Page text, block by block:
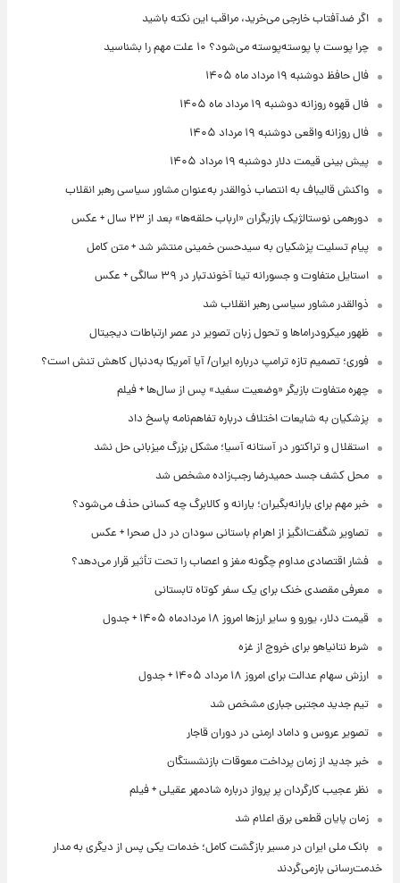
اگر ضدآفتاب خارجی می‌خرید، مراقب این نکته باشید
چرا پوست پا پوسته‌پوسته می‌شود؟ ۱۰ علت مهم را بشناسید
فال حافظ دوشنبه ۱۹ مرداد ماه ۱۴۰۵
فال قهوه روزانه دوشنبه ۱۹ مرداد ماه ۱۴۰۵
فال روزانه واقعی دوشنبه ۱۹ مرداد ۱۴۰۵
پیش‌ بینی قیمت دلار دوشنبه ۱۹ مرداد ۱۴۰۵
واکنش قالیباف به انتصاب ذوالقدر به‌عنوان مشاور سیاسی رهبر انقلاب
دورهمی نوستالژیک بازیگران «ارباب حلقه‌ها» بعد از ۲۳ سال + عکس
پیام تسلیت پزشکیان به سیدحسن خمینی منتشر شد + متن کامل
استایل متفاوت و جسورانه تینا آخوندتبار در ۳۹ سالگی + عکس
ذوالقدر مشاور سیاسی رهبر انقلاب شد
ظهور میکرودراماها و تحول زبان تصویر در عصر ارتباطات دیجیتال
فوری؛ تصمیم تازه ترامپ درباره ایران/ آیا آمریکا به‌دنبال کاهش تنش است؟
چهره متفاوت بازیگر «وضعیت سفید» پس از سال‌ها + فیلم
پزشکیان به شایعات اختلاف درباره تفاهم‌نامه پاسخ داد
استقلال و تراکتور در آستانه آسیا؛ مشکل بزرگ میزبانی حل نشد
محل کشف جسد حمیدرضا رجب‌زاده مشخص شد
خبر مهم برای یارانه‌بگیران؛ یارانه و کالابرگ چه کسانی حذف می‌شود؟
تصاویر شگفت‌انگیز از اهرام باستانی سودان در دل صحرا + عکس
فشار اقتصادی مداوم چگونه مغز و اعصاب را تحت تأثیر قرار می‌دهد؟
معرفی مقصدی خنک برای یک سفر کوتاه تابستانی
قیمت دلار، یورو و سایر ارزها امروز ۱۸ مردادماه ۱۴۰۵ + جدول
شرط نتانیاهو برای خروج از غزه
ارزش سهام عدالت برای امروز ۱۸ مرداد ۱۴۰۵ + جدول
تیم جدید مجتبی جباری مشخص شد
تصویر عروس و داماد ارمنی در دوران قاجار
خبر جدید از زمان پرداخت معوقات بازنشستگان
نظر عجیب کارگردان پر پرواز درباره شادمهر عقیلی + فیلم
زمان پایان قطعی برق اعلام شد
بانک ملی ایران در مسیر بازگشت کامل؛ خدمات یکی پس از دیگری به مدار
خدمت‌رسانی بازمی‌گردند